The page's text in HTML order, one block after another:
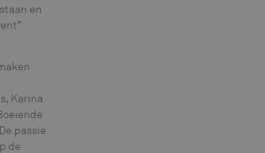
en
Karina
passie
de